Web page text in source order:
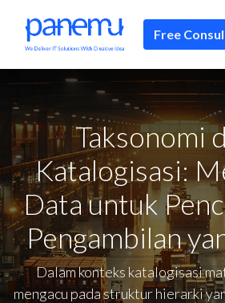
Free
Taksonomi
Katalogisasi:
Data untuk
Pengambilan
Dalam konteks katalogisasi
mengacu pada struktur hierarki